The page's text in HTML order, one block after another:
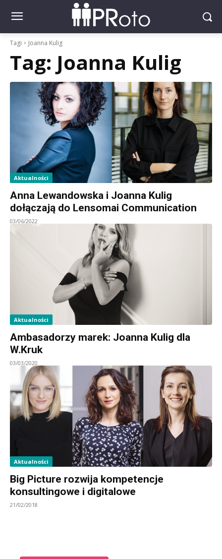
Tagi Joanna Kulig
Tag: Joanna Kulig
Aktualności
Anna Lewandowska i Joanna Kulig
dołączają do Lensomai Communication
03/06/2022
Aktualności
Ambasadorzy marek: Joanna Kulig dla
W.Kruk
03/03/2020
Aktualności
Big Picture rozwija kompetencje
konsultingowe i digitalowe
21/02/2018